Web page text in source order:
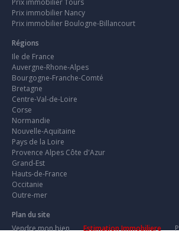
Prix immobilier Tours
Prix immobilier Nancy
Prix immobilier Boulogne-Billancourt
Régions
Ile de France
Auvergne-Rhone-Alpes
Bourgogne-Franche-Comté
Bretagne
Centre-Val-de-Loire
Corse
Normandie
Nouvelle-Aquitaine
Pays de la Loire
Provence Alpes Côte d'Azur
Grand-Est
Hauts-de-France
Occitanie
Outre-mer
Plan du site
Vendre mon bien
Estimation Immobiliere